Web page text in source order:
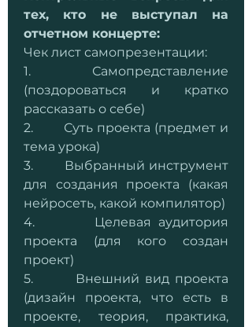
тех, кто не выступал на
отчетном концерте:
Чек лист самопрезентации:
1.        Самопредставление
(поздороваться и кратко
рассказать о себе)
2.        Суть проекта (предмет и
тема урока)
3.        Выбранный инструмент
для создания проекта (какая
нейросеть, какой компилятор)
4.        Целевая аудитория
проекта (для кого создан
проект)
5.        Внешний вид проекта
(дизайн проекта, что есть в
проекте, теория, практика,